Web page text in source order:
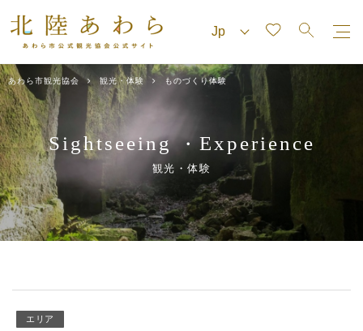
あわら市観光協会 観光・体験 ものづくり体験
Sightseeing・ Experience
観光・体験
エリア